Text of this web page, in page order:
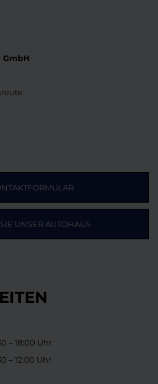
GmbH
UNSER AUTOHAUS
– 18:00 Uhr
– 12:00 Uhr